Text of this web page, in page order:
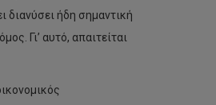
διανύσει ήδη σημαντική
Γι’ αυτό, απαιτείται